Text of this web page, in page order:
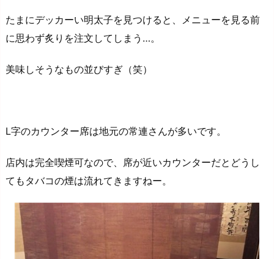
たまにデッカーい明太子を見つけると、メニューを見る前
に思わず炙りを注文してしまう…。
美味しそうなもの並びすぎ（笑）
L字のカウンター席は地元の常連さんが多いです。
店内は完全喫煙可なので、席が近いカウンターだとどうし
てもタバコの煙は流れてきますねー。